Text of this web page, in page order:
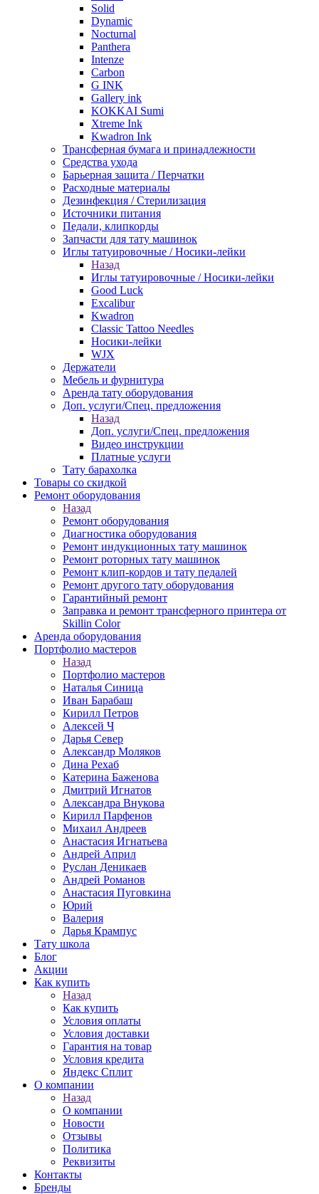
Solid
Dynamic
Nocturnal
Panthera
Intenze
Carbon
G INK
Gallery ink
KOKKAI Sumi
Xtreme Ink
Kwadron Ink
Трансферная бумага и принадлежности
Средства ухода
Барьерная защита / Перчатки
Расходные материалы
Дезинфекция / Стерилизация
Источники питания
Педали, клипкорды
Запчасти для тату машинок
Иглы татуировочные / Носики-лейки
Назад
Иглы татуировочные / Носики-лейки
Good Luck
Excalibur
Kwadron
Classic Tattoo Needles
Носики-лейки
WJX
Держатели
Мебель и фурнитура
Аренда тату оборудования
Доп. услуги/Спец. предложения
Назад
Доп. услуги/Спец. предложения
Видео инструкции
Платные услуги
Тату барахолка
Товары со скидкой
Ремонт оборудования
Назад
Ремонт оборудования
Диагностика оборудования
Ремонт индукционных тату машинок
Ремонт роторных тату машинок
Ремонт клип-кордов и тату педалей
Ремонт другого тату оборудования
Гарантийный ремонт
Заправка и ремонт трансферного принтера от
Skillin Color
Аренда оборудования
Портфолио мастеров
Назад
Портфолио мастеров
Наталья Синица
Иван Барабаш
Кирилл Петров
Алексей Ч
Дарья Север
Александр Моляков
Дина Рехаб
Катерина Баженова
Дмитрий Игнатов
Александра Внукова
Кирилл Парфенов
Михаил Андреев
Анастасия Игнатьева
Андрей Април
Руслан Деникаев
Андрей Романов
Анастасия Пуговкина
Юрий
Валерия
Дарья Крампус
Тату школа
Блог
Акции
Как купить
Назад
Как купить
Условия оплаты
Условия доставки
Гарантия на товар
Условия кредита
Яндекс Сплит
О компании
Назад
О компании
Новости
Отзывы
Политика
Реквизиты
Контакты
Бренды